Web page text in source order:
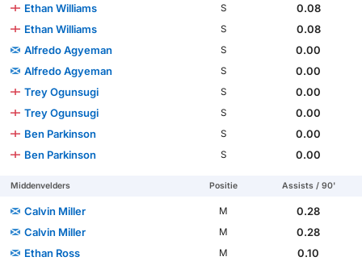
Ethan Williams S
0.08
Ethan Williams
S
0.08
Alfredo Agyeman
S
0.00
Alfredo Agyeman
S
0.00
Trey Ogunsugi
S
0.00
Trey Ogunsugi
S
0.00
Ben Parkinson
S
0.00
Ben Parkinson
S 0.00
Middenvelders Positie Assists / 90'
Calvin Miller M
0.28
Calvin Miller
M
0.28
Ethan Ross
M
0.10